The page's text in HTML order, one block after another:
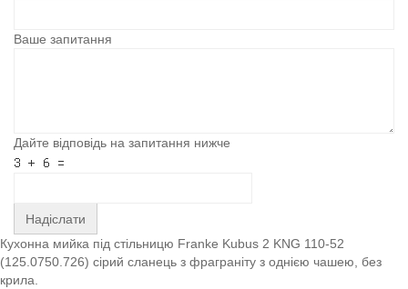
Ваше запитання
Дайте відповідь на запитання нижче
Надіслати
Кухонна мийка під стільницю Franke Kubus 2 KNG 110-52
(125.0750.726) сірий сланець з фраграніту з однією чашею, без
крила.